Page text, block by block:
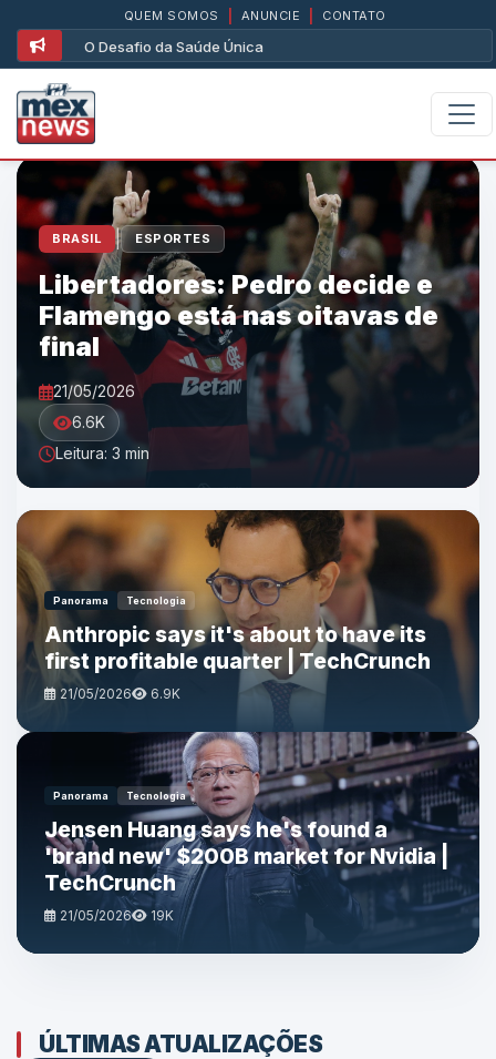
O Desafio da Saúde Única
QUEM SOMOS ANUNCIE CONTATO
BRASIL | ESPORTES
Libertadores: Pedro decide e
Flamengo está nas oitavas de
final
21/05/2026
6.6K
Leitura: 3 min
Panorama Tecnologia
Anthropic says it's about to have its
first profitable quarter | TechCrunch
21/05/2026 6.9K
Panorama Tecnologia
Jensen Huang says he's found a
'brand new' $200B market for Nvidia |
TechCrunch
21/05/2026 19K
ÚLTIMAS ATUALIZAÇÕES